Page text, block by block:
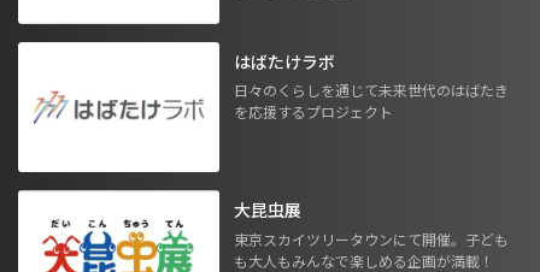
はばたけラボ
日々のくらしを通じて未来世代のはばたき
を応援するプロジェクト
大昆虫展
東京スカイツリータウンにて開催。子ども
も大人もみんなで楽しめる企画が満載！